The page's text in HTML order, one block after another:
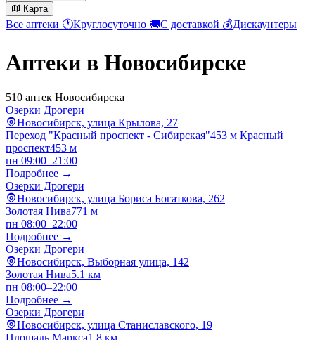
Карта
Все аптеки 🕐Круглосуточно 🚚С доставкой 💰Дискаунтеры
Аптеки в Новосибирске
510 аптек Новосибирска
Озерки Дрогери
Новосибирск, улица Крылова, 27
Переход "Красный проспект - Сибирская"453 м Красный
проспект453 м
пн 09:00–21:00
Подробнее →
Озерки Дрогери
Новосибирск, улица Бориса Богаткова, 262
Золотая Нива771 м
пн 08:00–22:00
Подробнее →
Озерки Дрогери
Новосибирск, Выборная улица, 142
Золотая Нива5.1 км
пн 08:00–22:00
Подробнее →
Озерки Дрогери
Новосибирск, улица Станиславского, 19
Площадь Маркса1.8 км